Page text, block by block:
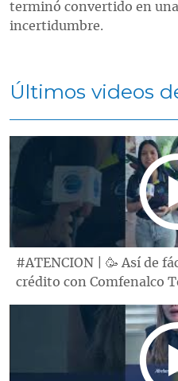
terminó convertido en
incertidumbre.
Últimos videos
#ATENCION | 🥳 Así de
crédito con Comfenalco